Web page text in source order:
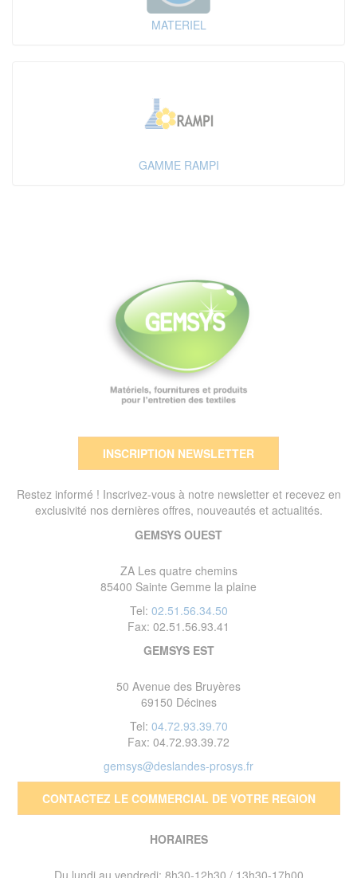
MATERIEL
GAMME RAMPI
INSCRIPTION NEWSLETTER
Restez informé ! Inscrivez-vous à notre newsletter et recevez en
exclusivité nos dernières offres, nouveautés et actualités.
GEMSYS OUEST
ZA Les quatre chemins
85400 Sainte Gemme la plaine
Tel: 02.51.56.34.50
Fax: 02.51.56.93.41
GEMSYS EST
50 Avenue des Bruyères
69150 Décines
Tel: 04.72.93.39.70
Fax: 04.72.93.39.72
gemsys@deslandes-prosys.fr
CONTACTEZ LE COMMERCIAL DE VOTRE REGION
HORAIRES
Du lundi au vendredi: 8h30-12h30 / 13h30-17h00